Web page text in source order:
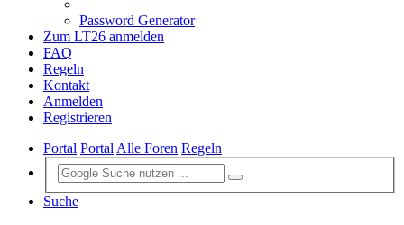
Password Generator
Zum LT26 anmelden
FAQ
Regeln
Kontakt
Anmelden
Registrieren
Portal PortalAlle Foren Regeln
Suche